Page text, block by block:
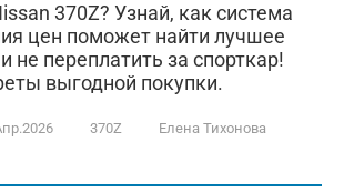
370Z? Узнай, как система
цен поможет найти лучшее
не переплатить за спорткар!
выгодной покупки.
370Z Елена Тихонова